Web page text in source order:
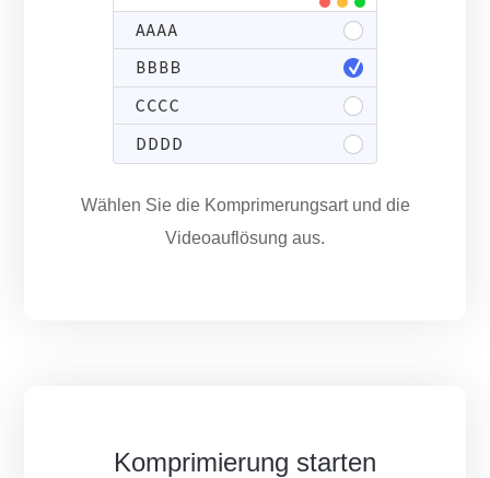
Wählen Sie die Komprimerungsart und die
Videoauflösung aus.
Komprimierung starten